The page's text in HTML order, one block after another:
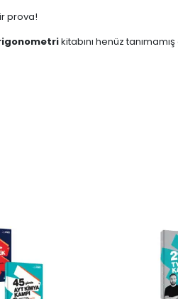
prova!
kitabını henüz